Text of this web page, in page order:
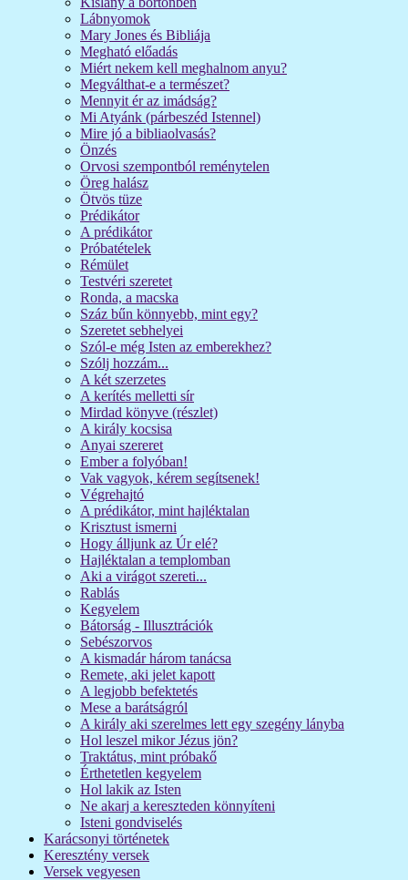
Lábnyomok
Mary Jones és Bibliája
Megható előadás
Miért nekem kell meghalnom anyu?
Megválthat-e a természet?
Mennyit ér az imádság?
Mi Atyánk (párbeszéd Istennel)
Mire jó a bibliaolvasás?
Önzés
Orvosi szempontból reménytelen
Öreg halász
Ötvös tüze
Prédikátor
A prédikátor
Próbatételek
Rémület
Testvéri szeretet
Ronda, a macska
Száz bűn könnyebb, mint egy?
Szeretet sebhelyei
Szól-e még Isten az emberekhez?
Szólj hozzám...
A két szerzetes
A kerítés melletti sír
Mirdad könyve (részlet)
A király kocsisa
Anyai szereret
Ember a folyóban!
Vak vagyok, kérem segítsenek!
Végrehajtó
A prédikátor, mint hajléktalan
Krisztust ismerni
Hogy álljunk az Úr elé?
Hajléktalan a templomban
Aki a virágot szereti...
Rablás
Kegyelem
Bátorság - Illusztrációk
Sebészorvos
A kismadár három tanácsa
Remete, aki jelet kapott
A legjobb befektetés
Mese a barátságról
A király aki szerelmes lett egy szegény lányba
Hol leszel mikor Jézus jön?
Traktátus, mint próbakő
Érthetetlen kegyelem
Hol lakik az Isten
Ne akarj a kereszteden könnyíteni
Isteni gondviselés
Karácsonyi történetek
Keresztény versek
Versek vegyesen